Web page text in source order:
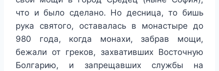
что и было сделано. Но десница, то бишь
рука святого, оставалась в монастыре до
980 года, когда монахи, забрав мощи,
бежали от греков, захвативших Восточную
Болгарию, и запрещавших службы на